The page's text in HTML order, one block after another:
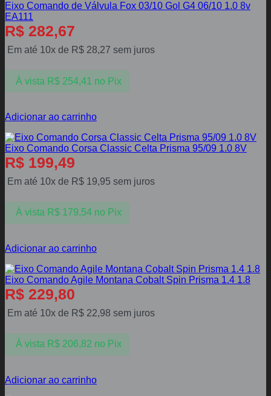
Eixo Comando de Válvula Fox 03/10 Gol G4 06/10 1.0 8v
EA111
R$ 282,67
Em até 10x de R$ 28,27 sem juros
À vista R$254,41 no Pix
Adicionar ao carrinho
Eixo Comando Corsa Classic Celta Prisma 95/09 1.0 8V
R$ 199,49
Em até 10x de R$ 19,95 sem juros
À vista R$179,54 no Pix
Adicionar ao carrinho
Eixo Comando Agile Montana Cobalt Spin Prisma 1.4 1.8
R$ 229,80
Em até 10x de R$ 22,98 sem juros
À vista R$206,82 no Pix
Adicionar ao carrinho